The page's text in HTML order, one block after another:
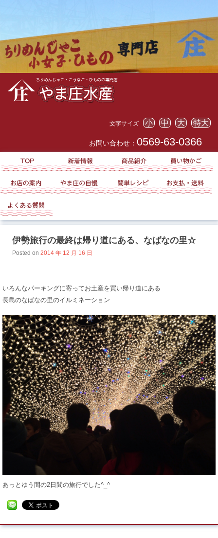
文字サイズ 小 中 大 特大
お問い合わせ： 0569-63-0366
伊勢旅行の最終は帰り道にある、なばなの里☆
Posted on 2014 年 12 月 16 日
いろんなパーキングに寄ってお土産を買い帰り道にある
長島のなばなの里のイルミネーション
あっとゆう間の2日間の旅行でした^_^